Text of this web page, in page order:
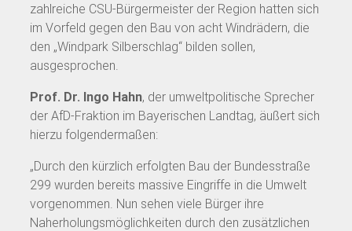
zahlreiche CSU-Bürgermeister der Region hatten sich
im Vorfeld gegen den Bau von acht Windrädern, die
den „Windpark Silberschlag“ bilden sollen,
ausgesprochen.
Prof. Dr. Ingo Hahn, der umweltpolitische Sprecher
der AfD-Fraktion im Bayerischen Landtag, äußert sich
hierzu folgendermaßen:
„Durch den kürzlich erfolgten Bau der Bundesstraße
299 wurden bereits massive Eingriffe in die Umwelt
vorgenommen. Nun sehen viele Bürger ihre
Naherholungsmöglichkeiten durch den zusätzlichen